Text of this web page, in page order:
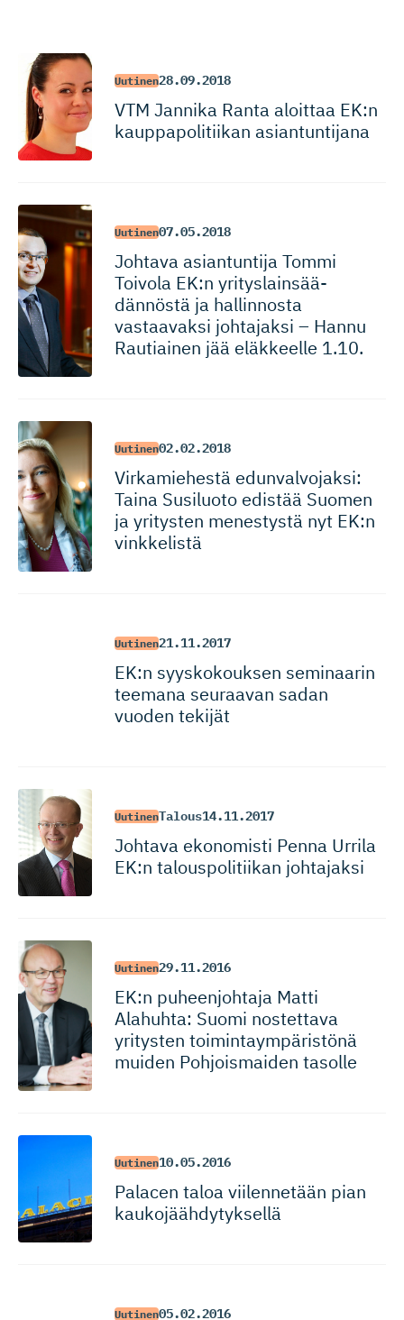
Uutinen28.09.2018
VTM Jannika Ranta aloittaa EK:n
kauppapoli­tiikan asiantuntijana
Uutinen07.05.2018
Johtava asiantuntija Tommi
Toivola EK:n yrityslain­sää­
dännöstä ja hallinnosta
vastaavaksi johtajaksi – Hannu
Rautiainen jää eläkkeelle 1.10.
Uutinen02.02.2018
Virkamiehestä edunvalvo­jaksi:
Taina Susiluoto edistää Suomen
ja yritysten menestystä nyt EK:n
vinkkelistä
Uutinen21.11.2017
EK:n syyskokouksen seminaarin
teemana seuraavan sadan
vuoden tekijät
UutinenTalous14.11.2017
Johtava ekonomisti Penna Urrila
EK:n talouspoli­tiikan johtajaksi
Uutinen29.11.2016
EK:n puheenjohtaja Matti
Alahuhta: Suomi nostettava
yritysten toimintaym­pä­ristönä
muiden Pohjoismaiden tasolle
Uutinen10.05.2016
Palacen taloa viilennetään pian
kaukojääh­dy­tyksellä
Uutinen05.02.2016